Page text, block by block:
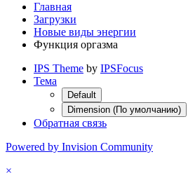
Главная
Загрузки
Новые виды энергии
Функция оргазма
IPS Theme by IPSFocus
Тема
Default
Dimension (По умолчанию)
Обратная связь
Powered by Invision Community
×